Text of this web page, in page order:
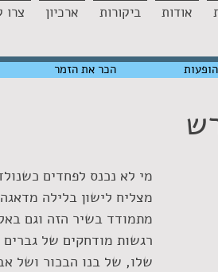
אודות ביקורות ארכיון צרו
מי לא נכנס לפחדים
מצליח לישון בלילה
מתמודד בשיר הזה וגם
רגשות מודחקים של
שלו, של בנו הבכור ושל
הכר את הזמר